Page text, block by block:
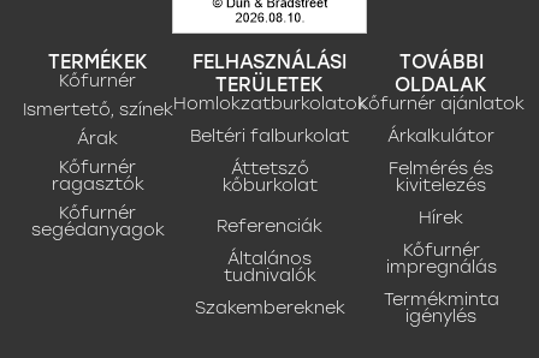
TERMÉKEK
Kőfurnér
Ismertető, színek
Árak
Kőfurnér
ragasztók
Kőfurnér
segédanyagok
FELHASZNÁLÁSI
TERÜLETEK
Homlokzatburkolatok
Beltéri falburkolat
Áttetsző
kőburkolat
Referenciák
Általános
tudnivalók
Szakembereknek
TOVÁBBI
OLDALAK
Kőfurnér ajánlatok
Árkalkulátor
Felmérés és
kivitelezés
Hírek
Kőfurnér
impregnálás
Termékminta
igénylés